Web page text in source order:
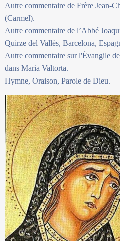
Autre commentaire de Frère Jean-
(Carmel).
Autre commentaire de l’Abbé
Quirze del Vallès, Barcelona,
Autre commentaire sur l'Évangile
dans Maria Valtorta.
Hymne, Oraison, Parole de Dieu.